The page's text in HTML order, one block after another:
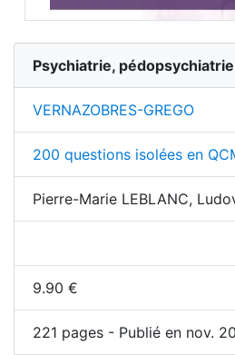
Psychiatrie,
VERNAZOBRES-GREGO
200 questions isolées en
Pierre-Marie LEBLANC,
9.90 €
221 pages - Publié en nov.